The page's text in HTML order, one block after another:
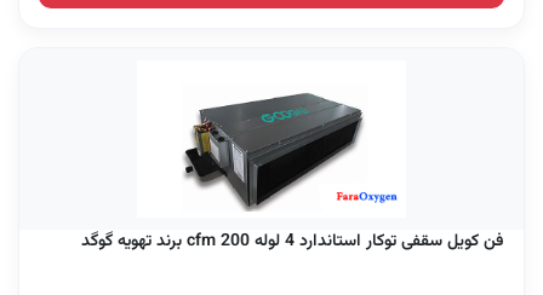
فن کویل سقفی توکار استاندارد 4 لوله 200 cfm برند تهویه گوگد